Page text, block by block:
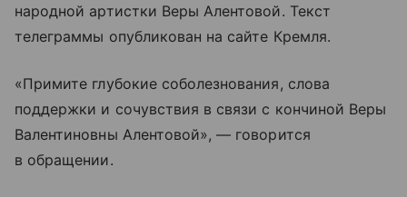
народной артистки Веры Алентовой. Текст
телеграммы опубликован на сайте Кремля.
«Примите глубокие соболезнования, слова
поддержки и сочувствия в связи с кончиной Веры
Валентиновны Алентовой», — говорится
в обращении.